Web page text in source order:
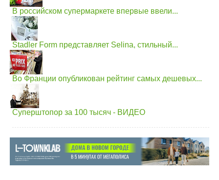
В российском супермаркете впервые ввели...
Stadler Form представляет Selina, стильный...
Во Франции опубликован рейтинг самых дешевых...
Суперштопор за 100 тысяч - ВИДЕО